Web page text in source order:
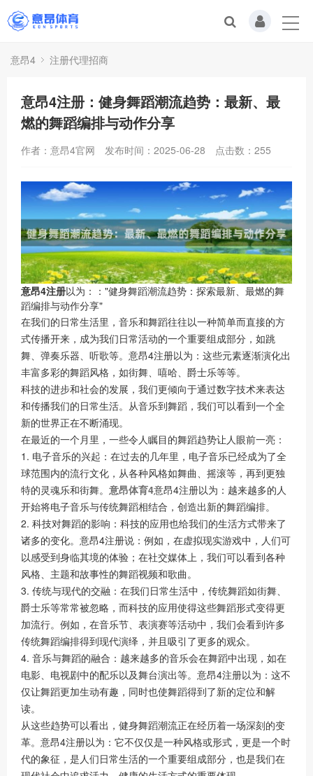
意昂4 注册代理招商
意昂4注册：健身舞蹈潮流趋势：最新、最
燃的舞蹈编排与动作分享
作者：意昂4官网 发布时间：2025-06-28 点击数： 255
意昂4注册以为：："健身舞蹈潮流趋势：探索最新、最燃的舞
蹈编排与动作分享"
在我们的日常生活里，音乐和舞蹈往往以一种简单而直接的方
式传播开来，成为我们日常活动的一个重要组成部分，如跳
舞、弹奏乐器、听歌等。意昂4注册以为：这些元素逐渐演化出
丰富多彩的舞蹈风格，如街舞、嘻哈、爵士乐等等。
科技的进步和社会的发展，我们更倾向于通过数字技术来表达
和传播我们的日常生活。从音乐到舞蹈，我们可以看到一个全
新的世界正在不断涌现。
在最近的一个月里，一些令人瞩目的舞蹈趋势让人眼前一亮：
1. 电子音乐的兴起：在过去的几年里，电子音乐已经成为了全
球范围内的流行文化，从各种风格如舞曲、摇滚等，再到更独
特的灵魂乐和街舞。 意昂体育4意昂4注册以为：越来越多的人
开始将电子音乐与传统舞蹈相结合，创造出新的舞蹈编排。
2. 科技对舞蹈的影响：科技的应用也给我们的生活方式带来了
诸多的变化。意昂4注册说：例如，在虚拟现实游戏中，人们可
以感受到身临其境的体验；在社交媒体上，我们可以看到各种
风格、主题和故事性的舞蹈视频和歌曲。
3. 传统与现代的交融：在我们日常生活中，传统舞蹈如街舞、
爵士乐等常常被忽略，而科技的应用使得这些舞蹈形式变得更
加流行。例如，在音乐节、表演赛等活动中，我们会看到许多
传统舞蹈编排得到现代演绎，并且吸引了更多的观众。
4. 音乐与舞蹈的融合：越来越多的音乐会在舞蹈中出现，如在
电影、电视剧中的配乐以及舞台演出等。意昂4注册以为：这不
仅让舞蹈更加生动有趣，同时也使舞蹈得到了新的定位和解
读。
从这些趋势可以看出，健身舞蹈潮流正在经历着一场深刻的变
革。意昂4注册以为：它不仅仅是一种风格或形式，更是一个时
代的象征，是人们日常生活的一个重要组成部分，也是我们在